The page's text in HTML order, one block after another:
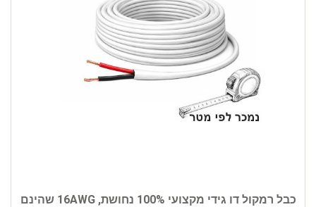
כבל רמקול דו גידי מקצועי 100% נחושת, 16AWG שהינם